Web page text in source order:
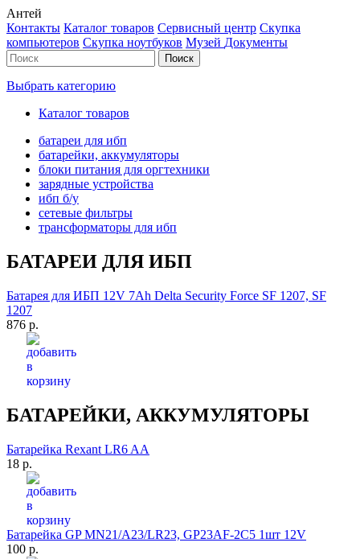
Антей
Контакты Каталог товаров Сервисный центр Cкупка
компьютеров Cкупка ноутбуков Музей Документы
Выбрать категорию
Каталог товаров
батареи для ибп
батарейки, аккумуляторы
блоки питания для оргтехники
зарядные устройства
ибп б/у
сетевые фильтры
трансформаторы для ибп
БАТАРЕИ ДЛЯ ИБП
Батарея для ИБП 12V 7Ah Delta Security Force SF 1207, SF
1207
876 р.
БАТАРЕЙКИ, АККУМУЛЯТОРЫ
Батарейка Rexant LR6 AA
18 р.
Батарейка GP MN21/A23/LR23, GP23AF-2C5 1шт 12V
100 р.